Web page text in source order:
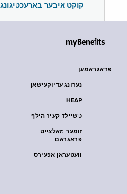
קוקט איבער בארעכטיגונג
myBenefits
פראגראמען
נערונג עדיוקעישאן
HEAP
טשיילד קעיר הילף
זומער מאלצייט
פראגראם
וועטעראן אפעירס